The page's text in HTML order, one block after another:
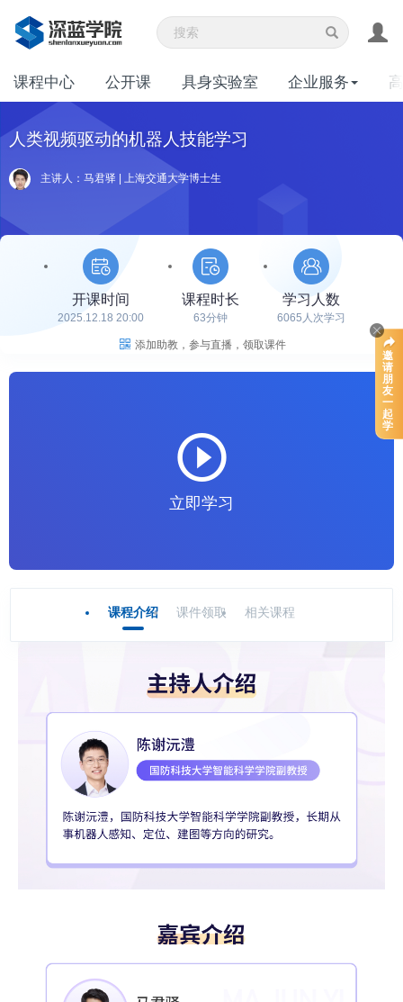
课程中心 公开课 具身实验室 企业服务
邀
请
朋
友
一
起
学
人类视频驱动的机器人技能学习
主讲人：马君驿 | 上海交通大学博士生
开课时间
2025.12.18 20:00
课程时长
63分钟
学习人数
6065人次学习
添加助教，参与直播，领取课件
立即学习
课程介绍 课件领取 相关课程